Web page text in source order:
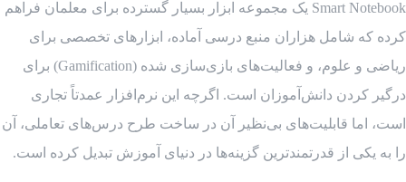
Smart Notebook یک مجموعه ابزار بسیار گسترده برای معلمان فراهم
کرده که شامل هزاران منبع درسی آماده، ابزارهای تخصصی برای
ریاضی و علوم، و فعالیت‌های بازی‌سازی شده (Gamification) برای
درگیر کردن دانش‌آموزان است. اگرچه این نرم‌افزار عمدتاً تجاری
است، اما قابلیت‌های بی‌نظیر آن در ساخت طرح درس‌های تعاملی، آن
را به یکی از قدرتمندترین گزینه‌ها در دنیای آموزش تبدیل کرده است.